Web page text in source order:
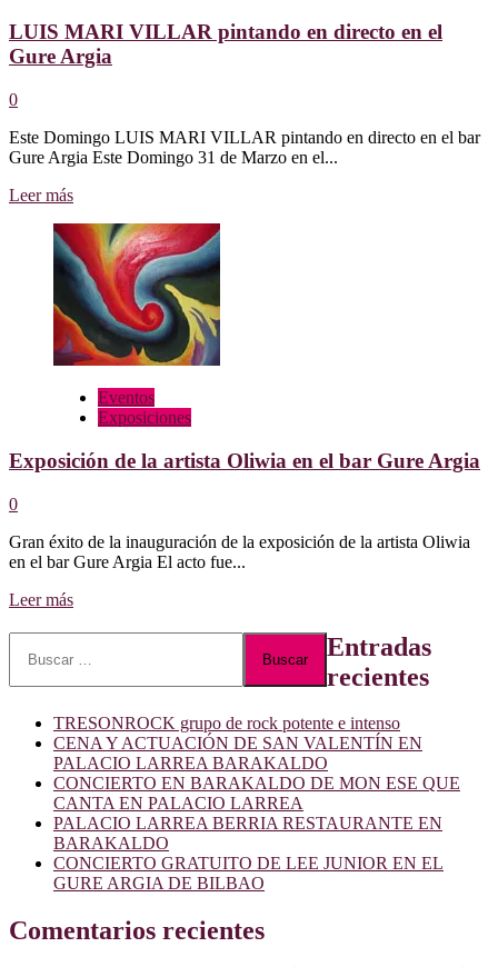
LUIS MARI VILLAR pintando en directo en el
Gure Argia
0
Este Domingo LUIS MARI VILLAR pintando en directo en el bar
Gure Argia Este Domingo 31 de Marzo en el...
Leer másLeer
sobre
LUIS
MARI
VILLAR
pintando
en
directo
el
Gure
Eventos
Exposiciones
Exposición de la artista Oliwia en el bar Gure Argia
0
Gran éxito de la inauguración de la exposición de la artista Oliwia
en el bar Gure Argia El acto fue...
Leer másLeer
sobre
Exposición
artista
Oliwia
en
el
bar
Gure
Argia
Entradas
recientes
TRESONROCK grupo de rock potente e intenso
CENA Y ACTUACIÓN DE SAN VALENTÍN EN
PALACIO LARREA BARAKALDO
CONCIERTO EN BARAKALDO DE MON ESE QUE
CANTA EN PALACIO LARREA
PALACIO LARREA BERRIA RESTAURANTE EN
BARAKALDO
CONCIERTO GRATUITO DE LEE JUNIOR EN EL
GURE ARGIA DE BILBAO
Comentarios recientes